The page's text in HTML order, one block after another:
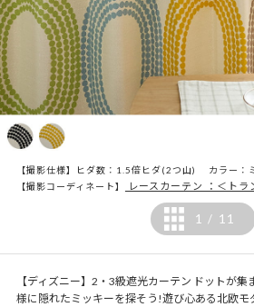
【撮影仕様】ヒダ数：1.5倍ヒダ(2つ山) カラー：
【撮影コーディネート】
レースカーテン ：＜トラ
1 / 11
【ディズニー】2・3級遮光カーテン ドットが
様に隠れたミッキーを探そう!遊び心ある北欧モ